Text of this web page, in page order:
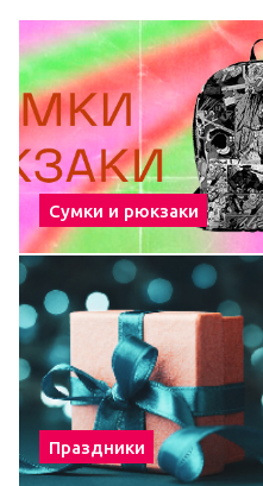
Сумки и рюкзаки
Праздники